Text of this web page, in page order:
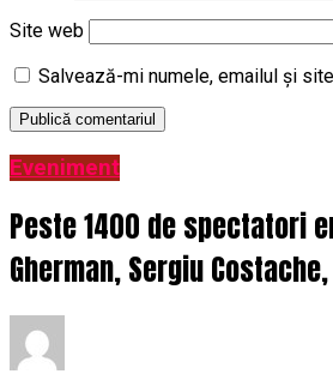
Site web
Salvează-mi numele, emailul și
Eveniment
Peste 1400 de spectatori
Gherman, Sergiu